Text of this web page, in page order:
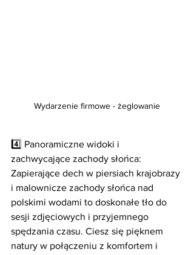
Wydarzenie firmowe - żeglowanie
4️⃣ Panoramiczne widoki i
zachwycające zachody słońca:
Zapierające dech w piersiach krajobrazy
i malownicze zachody słońca nad
polskimi wodami to doskonałe tło do
sesji zdjęciowych i przyjemnego
spędzania czasu. Ciesz się pięknem
natury w połączeniu z komfortem i